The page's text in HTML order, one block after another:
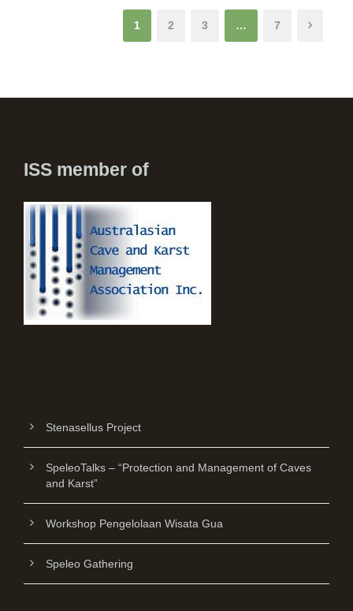
1 2 3 … 7
ISS member of
Stenasellus Project
SpeleoTalks – “Protection and Management of Caves
and Karst”
Workshop Pengelolaan Wisata Gua
Speleo Gathering